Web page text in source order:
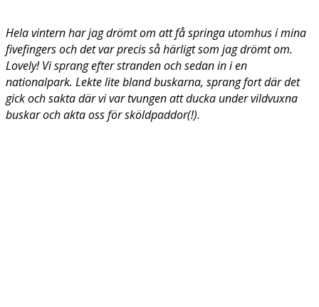
Hela vintern har jag drömt om att få springa utomhus i mina
fivefingers och det var precis så härligt som jag drömt om.
Lovely! Vi sprang efter stranden och sedan in i en
nationalpark. Lekte lite bland buskarna, sprang fort där det
gick och sakta där vi var tvungen att ducka under vildvuxna
buskar och akta oss för sköldpaddor(!).